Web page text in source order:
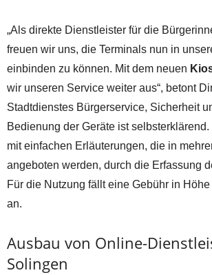
„Als direkte Dienstleister für die
freuen wir uns, die Terminals nun in
einbinden zu können. Mit dem neuen
wir unseren Service weiter aus“, betont
Stadtdienstes Bürgerservice, Sicherheit
Bedienung der Geräte ist
mit einfachen Erläuterungen, die in
angeboten werden, durch die Erfassung
Für die Nutzung fällt eine Gebühr in
an.
Ausbau von Online-
Solingen